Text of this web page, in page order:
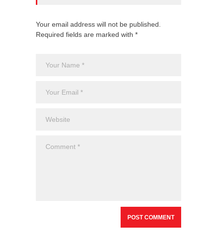
Your email address will not be published.
Required fields are marked with *